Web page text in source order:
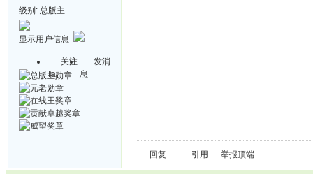
级别: 总版主
显示用户信息
关注
Ta
发消
息
回复 引用 举报顶端